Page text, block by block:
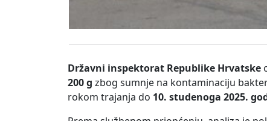
Državni inspektorat Republike Hrvatske
200 g zbog sumnje na kontaminaciju
rokom trajanja do 10. studenoga 2025.